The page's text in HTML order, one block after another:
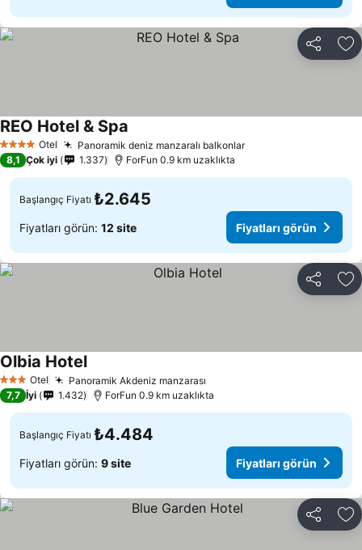
Paylaş
4 Yıldız Otel Panoramik deniz manzaralı balkonlarFiyatları görün
REO Hotel & Spa
8,1 Çok iyi 1.337 ForFun 0.9 km uzaklıkta
Başlangıç Fiyatı ₺2.645
Fiyatları görün: 12 site Fiyatları görün
Paylaş
3 YıldızOtel Panoramik Akdeniz manzarası
Olbia HotelFiyatları görün
7,7 İyi 1.432 ForFun 0.9 km uzaklıkta
Başlangıç Fiyatı ₺4.484
Fiyatları görün: 9 site Fiyatları görün
Paylaş